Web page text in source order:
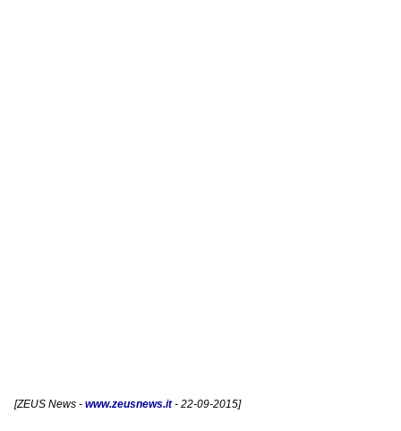
[ZEUS News - www.zeusnews.it- 22-09-2015]